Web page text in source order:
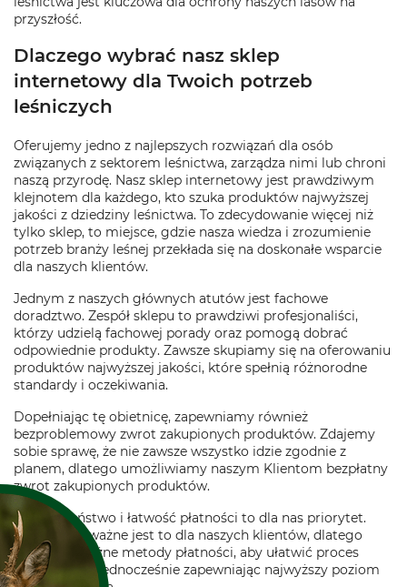
przyszłość.
Dlaczego wybrać nasz sklep
internetowy dla Twoich potrzeb
leśniczych
Oferujemy jedno z najlepszych rozwiązań dla osób
związanych z sektorem leśnictwa, zarządza nimi lub chroni
naszą przyrodę. Nasz sklep internetowy jest prawdziwym
klejnotem dla każdego, kto szuka produktów najwyższej
jakości z dziedziny leśnictwa. To zdecydowanie więcej niż
tylko sklep, to miejsce, gdzie nasza wiedza i zrozumienie
potrzeb branży leśnej przekłada się na doskonałe wsparcie
dla naszych klientów.
Jednym z naszych głównych atutów jest fachowe
doradztwo. Zespół sklepu to prawdziwi profesjonaliści,
którzy udzielą fachowej porady oraz pomogą dobrać
odpowiednie produkty. Zawsze skupiamy się na oferowaniu
produktów najwyższej jakości, które spełnią różnorodne
standardy i oczekiwania.
Dopełniając tę obietnicę, zapewniamy również
bezproblemowy zwrot zakupionych produktów. Zdajemy
sobie sprawę, że nie zawsze wszystko idzie zgodnie z
planem, dlatego umożliwiamy naszym Klientom bezpłatny
zwrot zakupionych produktów.
Bezpieczeństwo i łatwość płatności to dla nas priorytet.
Wiemy, jak ważne jest to dla naszych klientów, dlatego
oferujemy różne metody płatności, aby ułatwić proces
zakupów, ale jednocześnie zapewniając najwyższy poziom